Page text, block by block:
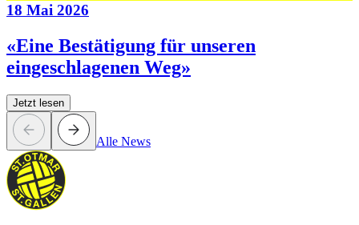
18 Mai 2026
«Eine Bestätigung für unseren
eingeschlagenen Weg»
Jetzt lesen
Alle News